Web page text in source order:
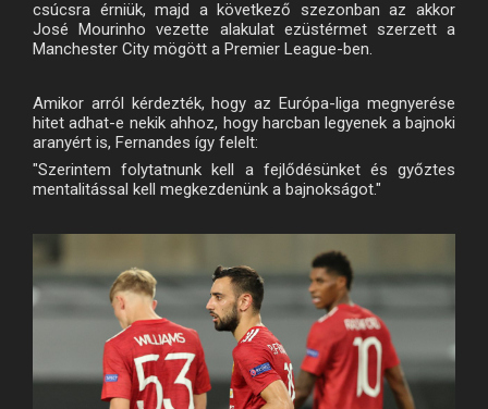
csúcsra érniük, majd a következő szezonban az akkor
José Mourinho vezette alakulat ezüstérmet szerzett a
Manchester City mögött a Premier League-ben.
Amikor arról kérdezték, hogy az Európa-liga megnyerése
hitet adhat-e nekik ahhoz, hogy harcban legyenek a bajnoki
aranyért is, Fernandes így felelt:
"Szerintem folytatnunk kell a fejlődésünket és győztes
mentalitással kell megkezdenünk a bajnokságot."